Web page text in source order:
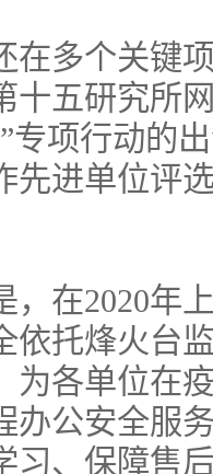
在多个关键
十五研究所
专项行动的
先进单位评
，在2020年
依托烽火台
为各单位在
办公安全服
习、保障售